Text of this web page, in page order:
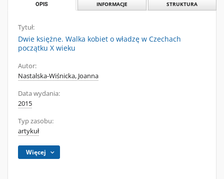
OPIS INFORMACJE STRUKTURA
Tytuł:
Dwie księżne. Walka kobiet o władzę w Czechach
początku X wieku
Autor:
Nastalska-Wiśnicka, Joanna
Data wydania:
2015
Typ zasobu:
artykuł
Więcej